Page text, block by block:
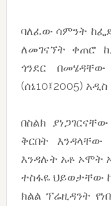
ባለፈው ሳምንት
ለመገናኘት ቀጠሮ
ጎንደር
(ሰኔ10፤2005)
በስልክ
ቅርበት
እንዳሉት አቶ ኦሞት
ተስፋዬ ህይወታቸው
ክልል ፕሬዚዳንት